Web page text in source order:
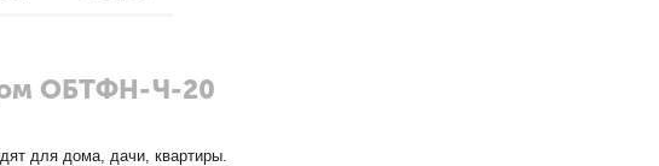
ОБТФН-Ч-20
для дома, дачи, квартиры.